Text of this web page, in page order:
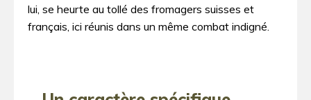
lui, se heurte au tollé des fromagers suisses et
français, ici réunis dans un même combat indigné.